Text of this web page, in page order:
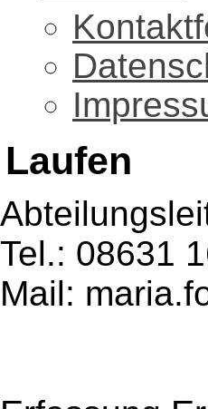
Laufen
Tel.: 08631
Mail: